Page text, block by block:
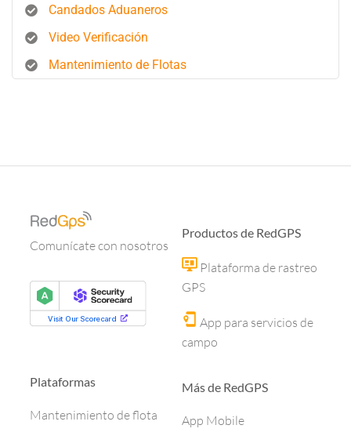
Candados Aduaneros
Video Verificación
Mantenimiento de Flotas
Comunícate con nosotros
Plataformas
Mantenimiento de flota
Productos de RedGPS
Plataforma de rastreo
GPS
App para servicios de
campo
Más de RedGPS
App Mobile